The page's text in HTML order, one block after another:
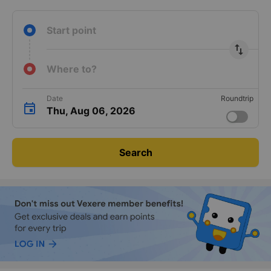
Start point
import_export
Where to?
Date
Thu, Aug 06, 2026
Roundtrip
Search